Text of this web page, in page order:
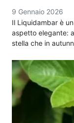
9 Gennaio 2026
Il Liquidambar è
aspetto elegante:
stella che in